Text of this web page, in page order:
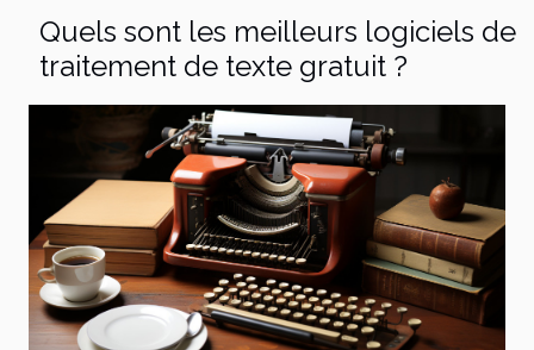
Quels sont les meilleurs logiciels de
traitement de texte gratuit ?